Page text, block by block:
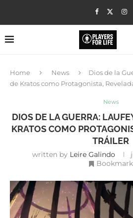
Home News
Dios de la
de Kratos como Protagonista,
News
DIOS DE LA GUERRA:
KRATOS COMO
TRÁILER
written by Leire Galindo
Bookmark